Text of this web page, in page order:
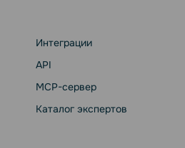
Интеграции
API
MCP-сервер
Каталог экспертов